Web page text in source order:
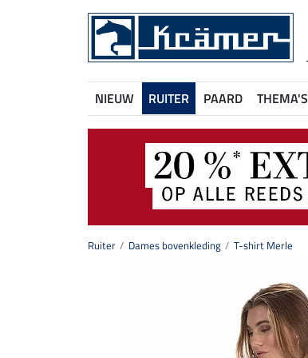
NIEUW RUITER PAARD THEMA'S
Ruiter Dames bovenkleding T-shirt Merle